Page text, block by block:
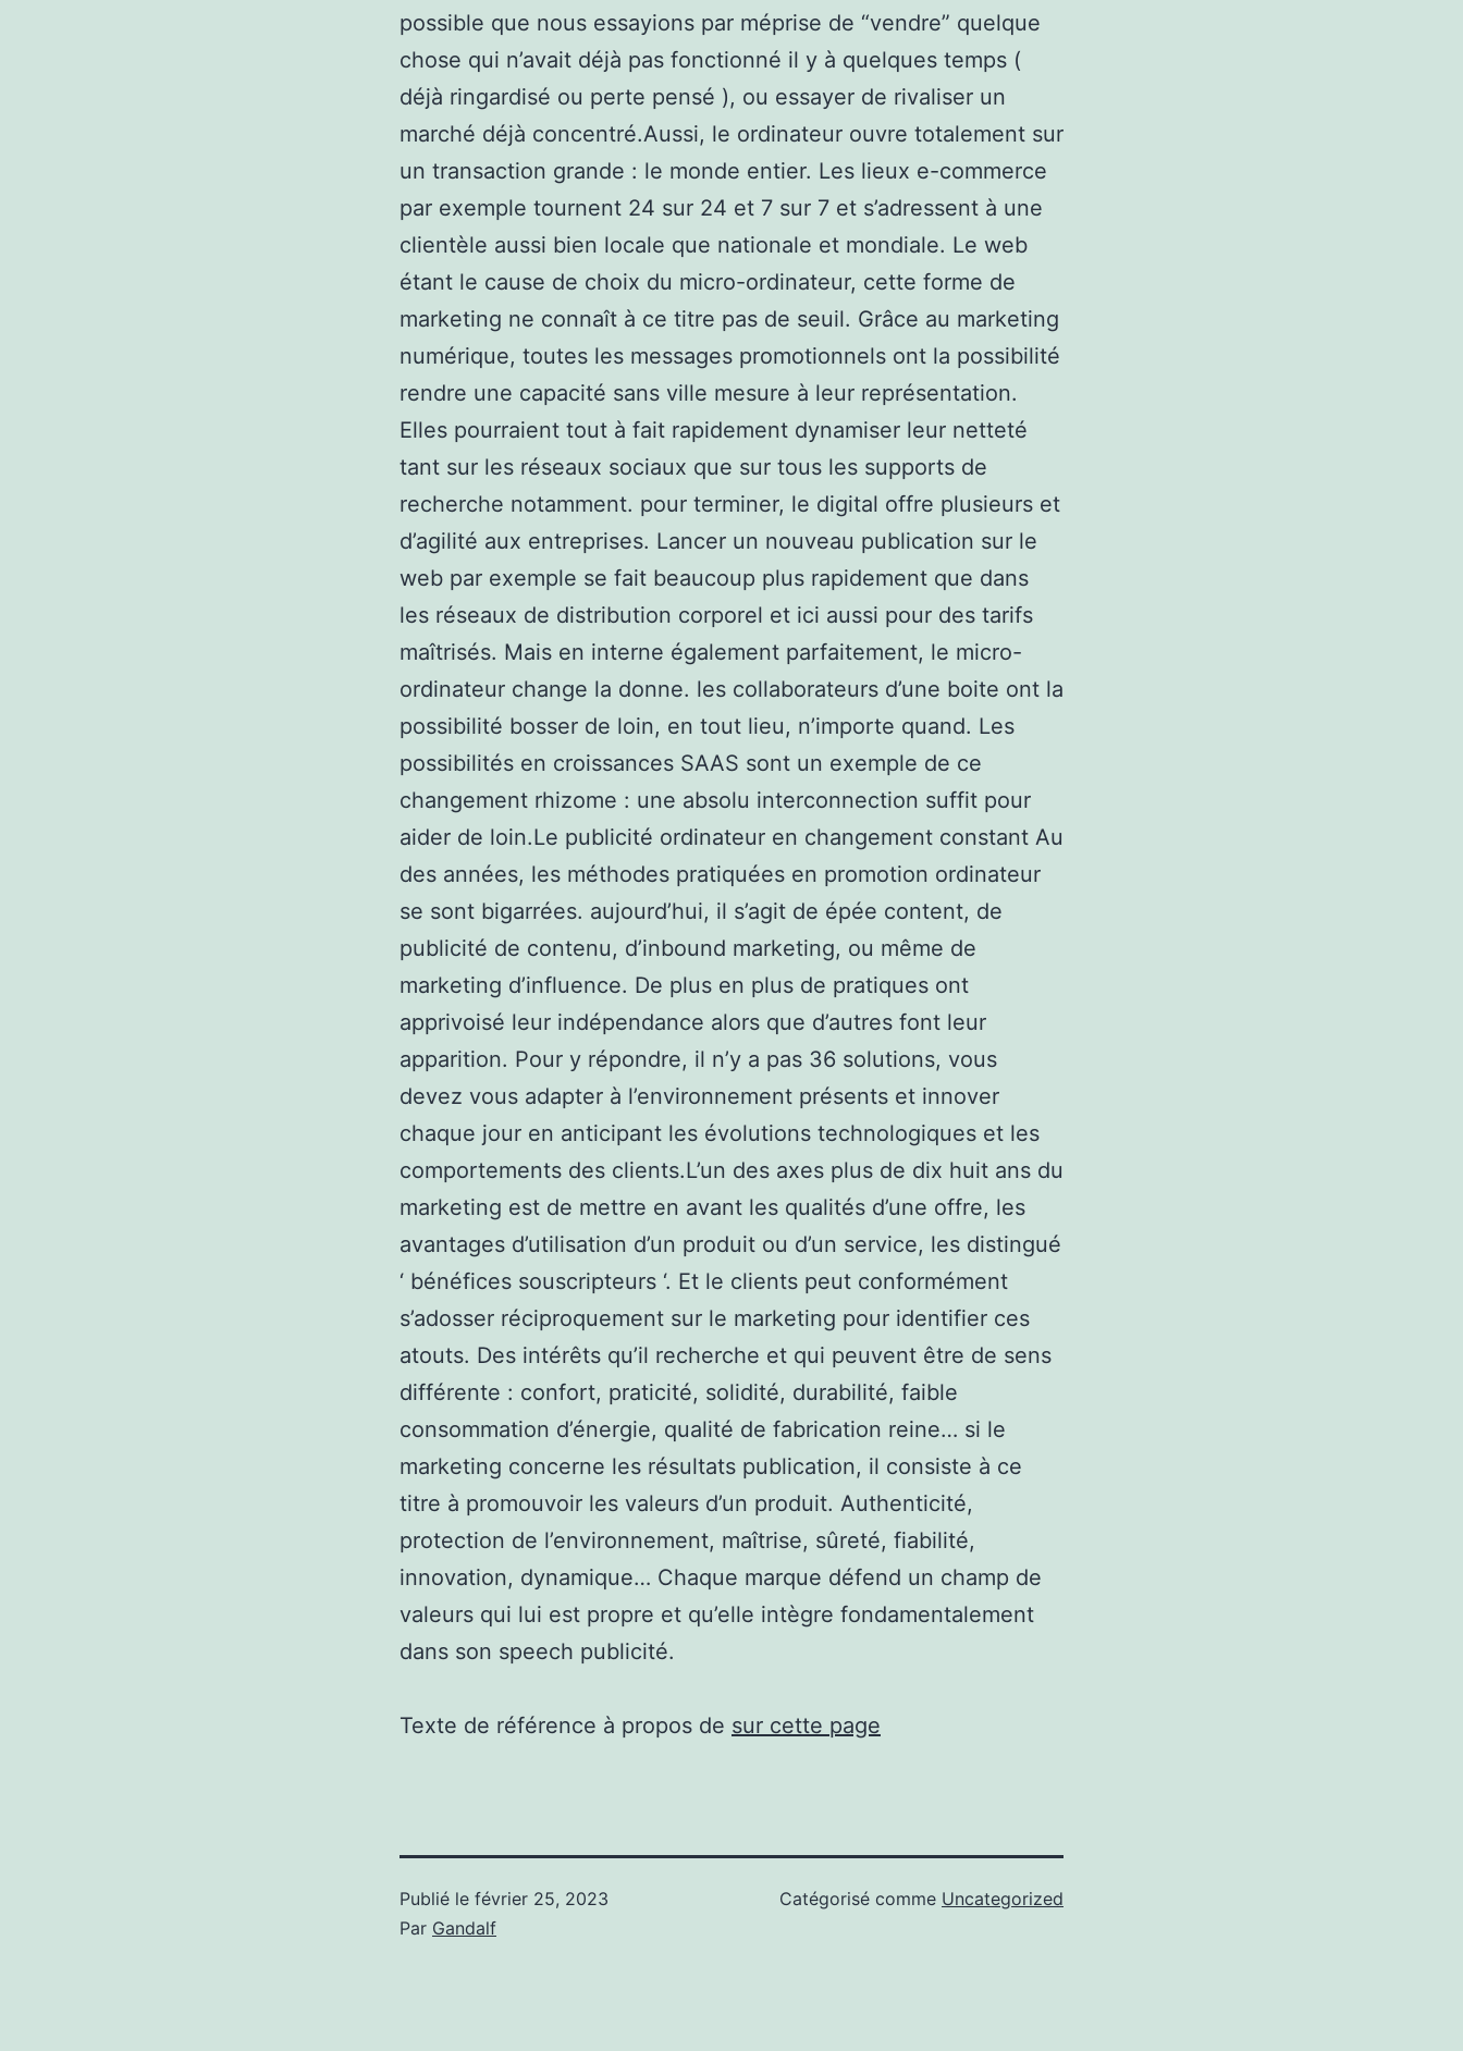
possible que nous essayions par méprise de “vendre” quelque
chose qui n’avait déjà pas fonctionné il y à quelques temps (
déjà ringardisé ou perte pensé ), ou essayer de rivaliser un
marché déjà concentré.Aussi, le ordinateur ouvre totalement sur
un transaction grande : le monde entier. Les lieux e-commerce
par exemple tournent 24 sur 24 et 7 sur 7 et s’adressent à une
clientèle aussi bien locale que nationale et mondiale. Le web
étant le cause de choix du micro-ordinateur, cette forme de
marketing ne connaît à ce titre pas de seuil. Grâce au marketing
numérique, toutes les messages promotionnels ont la possibilité
rendre une capacité sans ville mesure à leur représentation.
Elles pourraient tout à fait rapidement dynamiser leur netteté
tant sur les réseaux sociaux que sur tous les supports de
recherche notamment. pour terminer, le digital offre plusieurs et
d’agilité aux entreprises. Lancer un nouveau publication sur le
web par exemple se fait beaucoup plus rapidement que dans
les réseaux de distribution corporel et ici aussi pour des tarifs
maîtrisés. Mais en interne également parfaitement, le micro-
ordinateur change la donne. les collaborateurs d’une boite ont la
possibilité bosser de loin, en tout lieu, n’importe quand. Les
possibilités en croissances SAAS sont un exemple de ce
changement rhizome : une absolu interconnection suffit pour
aider de loin.Le publicité ordinateur en changement constant Au
des années, les méthodes pratiquées en promotion ordinateur
se sont bigarrées. aujourd’hui, il s’agit de épée content, de
publicité de contenu, d’inbound marketing, ou même de
marketing d’influence. De plus en plus de pratiques ont
apprivoisé leur indépendance alors que d’autres font leur
apparition. Pour y répondre, il n’y a pas 36 solutions, vous
devez vous adapter à l’environnement présents et innover
chaque jour en anticipant les évolutions technologiques et les
comportements des clients.L’un des axes plus de dix huit ans du
marketing est de mettre en avant les qualités d’une offre, les
avantages d’utilisation d’un produit ou d’un service, les distingué
‘ bénéfices souscripteurs ‘. Et le clients peut conformément
s’adosser réciproquement sur le marketing pour identifier ces
atouts. Des intérêts qu’il recherche et qui peuvent être de sens
différente : confort, praticité, solidité, durabilité, faible
consommation d’énergie, qualité de fabrication reine… si le
marketing concerne les résultats publication, il consiste à ce
titre à promouvoir les valeurs d’un produit. Authenticité,
protection de l’environnement, maîtrise, sûreté, fiabilité,
innovation, dynamique… Chaque marque défend un champ de
valeurs qui lui est propre et qu’elle intègre fondamentalement
dans son speech publicité.
Texte de référence à propos de sur cette page
Publié le février 25, 2023
Par Gandalf
Catégorisé comme Uncategorized